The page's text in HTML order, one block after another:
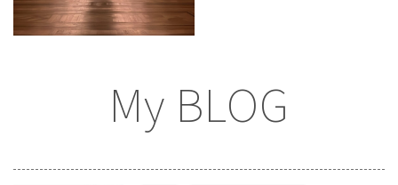
My BLOG